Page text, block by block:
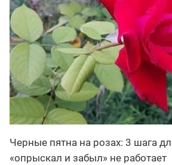
Черные пятна на розах: 3 шага
«опрыскал и забыл» не работает